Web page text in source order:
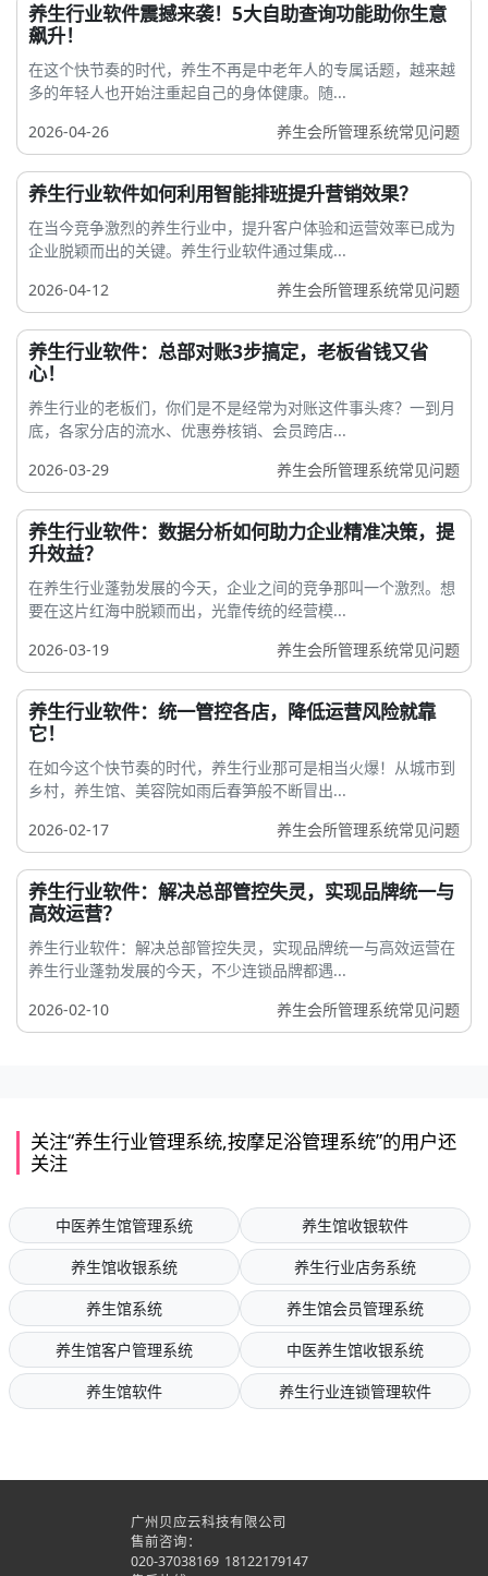
养生行业软件震撼来袭！5大自助查询功能助你生意
飙升！
在这个快节奏的时代，养生不再是中老年人的专属话题，越来越
多的年轻人也开始注重起自己的身体健康。随...
2026-04-26
养生会所管理系统常见问题
养生行业软件如何利用智能排班提升营销效果？
在当今竞争激烈的养生行业中，提升客户体验和运营效率已成为
企业脱颖而出的关键。养生行业软件通过集成...
2026-04-12
养生会所管理系统常见问题
养生行业软件：总部对账3步搞定，老板省钱又省
心！
养生行业的老板们，你们是不是经常为对账这件事头疼？一到月
底，各家分店的流水、优惠券核销、会员跨店...
2026-03-29
养生会所管理系统常见问题
养生行业软件：数据分析如何助力企业精准决策，提
升效益？
在养生行业蓬勃发展的今天，企业之间的竞争那叫一个激烈。想
要在这片红海中脱颖而出，光靠传统的经营模...
2026-03-19
养生会所管理系统常见问题
养生行业软件：统一管控各店，降低运营风险就靠
它！
在如今这个快节奏的时代，养生行业那可是相当火爆！从城市到
乡村，养生馆、美容院如雨后春笋般不断冒出...
2026-02-17
养生会所管理系统常见问题
养生行业软件：解决总部管控失灵，实现品牌统一与
高效运营？
养生行业软件：解决总部管控失灵，实现品牌统一与高效运营在
养生行业蓬勃发展的今天，不少连锁品牌都遇...
2026-02-10
养生会所管理系统常见问题
关注“养生行业管理系统,按摩足浴管理系统”的用户还
关注
中医养生馆管理系统
养生馆收银软件
养生馆收银系统
养生行业店务系统
养生馆系统
养生馆会员管理系统
养生馆客户管理系统
中医养生馆收银系统
养生馆软件
养生行业连锁管理软件
广州贝应云科技有限公司
售前咨询：
020-37038169 18122179147